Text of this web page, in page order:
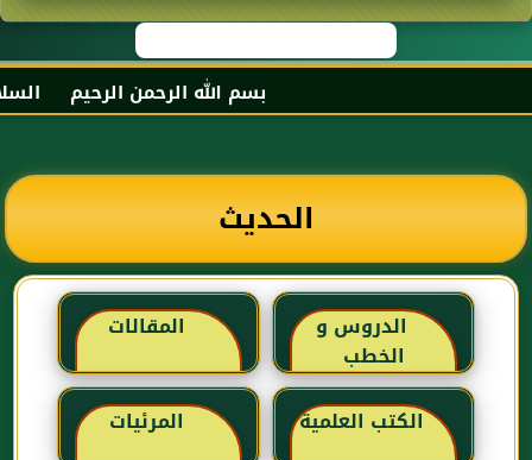
بسم الله الرحمن الرحيم
الحديث
الدروس و
الخطب
المقالات
الكتب العلمية المرئيات